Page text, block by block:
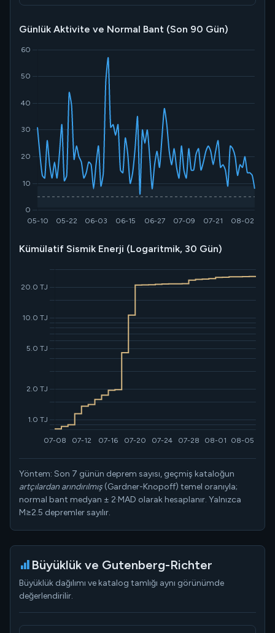
Günlük Aktivite ve Normal Bant (Son 90 Gün)
Kümülatif Sismik Enerji (Logaritmik, 30 Gün)
Yöntem: Son 7 günün deprem sayısı, geçmiş kataloğun
artçılardan arındırılmış (Gardner-Knopoff) temel oranıyla;
normal bant medyan ± 2·MAD olarak hesaplanır. Yalnızca
M≥2.5 depremler sayılır.
Büyüklük ve Gutenberg-Richter
Büyüklük dağılımı ve katalog tamlığı aynı görünümde
değerlendirilir.